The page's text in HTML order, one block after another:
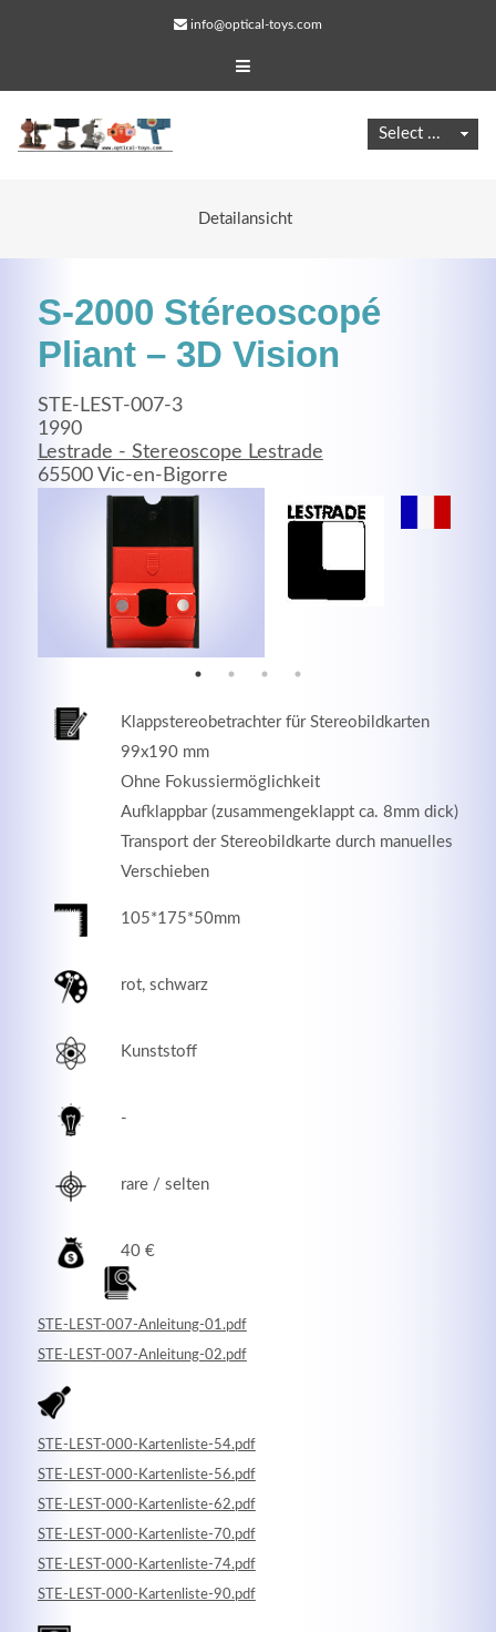
info@optical-toys.com
Detailansicht
S-2000 Stéreoscopé
Pliant – 3D Vision
STE-LEST-007-3
1990
Lestrade - Stereoscope Lestrade
65500 Vic-en-Bigorre
Klappstereobetrachter für Stereobildkarten
99x190 mm
Ohne Fokussiermöglichkeit
Aufklappbar (zusammengeklappt ca. 8mm dick)
Transport der Stereobildkarte durch manuelles
Verschieben
105*175*50mm
rot, schwarz
Kunststoff
-
rare / selten
40 €
STE-LEST-007-Anleitung-01.pdf
STE-LEST-007-Anleitung-02.pdf
STE-LEST-000-Kartenliste-54.pdf
STE-LEST-000-Kartenliste-56.pdf
STE-LEST-000-Kartenliste-62.pdf
STE-LEST-000-Kartenliste-70.pdf
STE-LEST-000-Kartenliste-74.pdf
STE-LEST-000-Kartenliste-90.pdf
Web Projects
Lorem ipsum dolor sit amet, consectetuer adipiscing
elit. Aenean commodo ligula eget dolor.
Good Service
Lorem ipsum dolor sit amet, consectetuer adipiscing
MEHR INFOS
Modern & Simple
Lorem ipsum dolor sit amet, consectetuer adipiscing
MEHR INFOS